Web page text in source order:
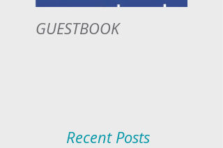
GUESTBOOK
Recent Posts